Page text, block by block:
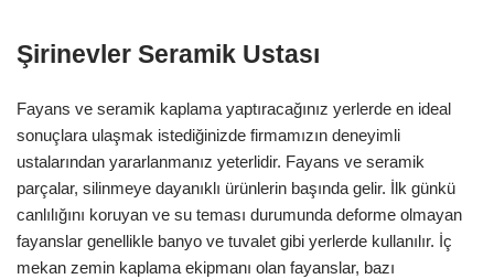
Şirinevler Seramik Ustası
Fayans ve seramik kaplama yaptıracağınız yerlerde en ideal
sonuçlara ulaşmak istediğinizde firmamızın deneyimli
ustalarından yararlanmanız yeterlidir. Fayans ve seramik
parçalar, silinmeye dayanıklı ürünlerin başında gelir. İlk günkü
canlılığını koruyan ve su teması durumunda deforme olmayan
fayanslar genellikle banyo ve tuvalet gibi yerlerde kullanılır. İç
mekan zemin kaplama ekipmanı olan fayanslar, bazı